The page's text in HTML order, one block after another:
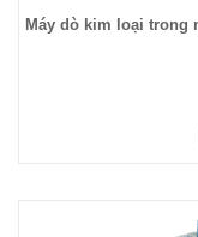
Máy dò kim loại trong